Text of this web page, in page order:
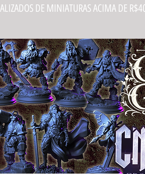
DE MINIATURAS ACIMA DE